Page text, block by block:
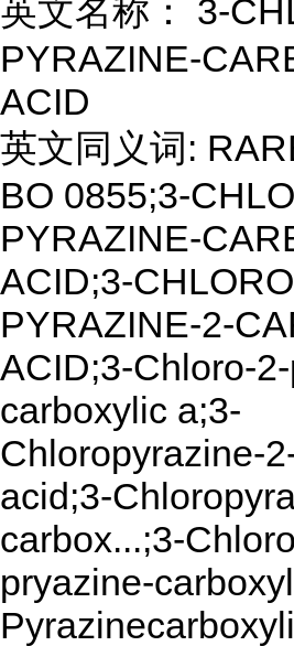
英文名称： 3-
PYRAZINE-
ACID
英文同义词:
BO 0855;3-
PYRAZINE-
ACID;3-
PYRAZINE-2-
ACID;3-Chloro-
carboxylic a;3-
Chloropyrazine-
acid;3-
carbox...;3-
pryazine-